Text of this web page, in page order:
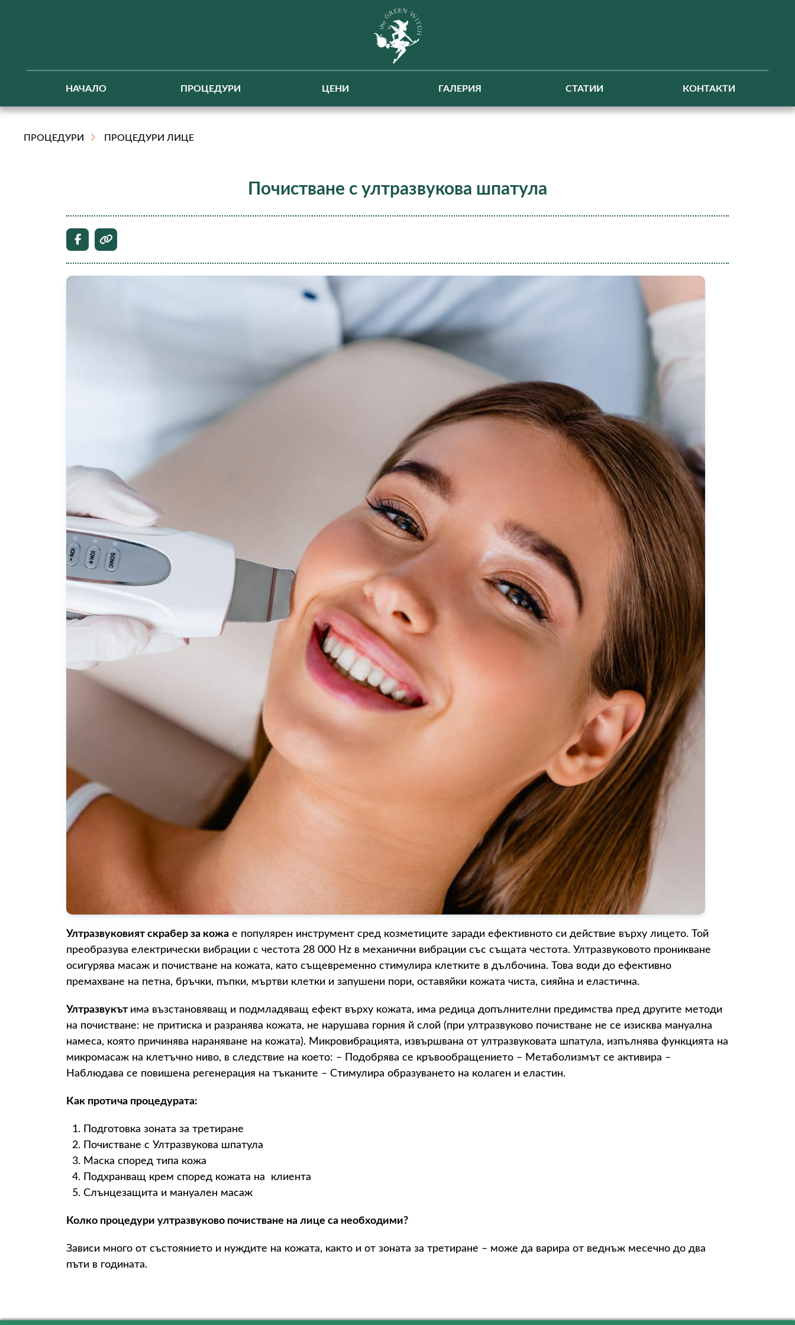
НАЧАЛО ПРОЦЕДУРИ ЦЕНИ ГАЛЕРИЯ СТАТИИ КОНТАКТИ
ПРОЦЕДУРИ ПРОЦЕДУРИ ЛИЦЕ
Почистване с ултразвукова шпатула
Ултразвуковият скрабер за кожа е популярен инструмент сред козметиците заради ефективното си действие върху лицето. Той
преобразува електрически вибрации с честота 28 000 Hz в механични вибрации със същата честота. Ултразвуковото проникване
осигурява масаж и почистване на кожата, като същевременно стимулира клетките в дълбочина. Това води до ефективно
премахване на петна, бръчки, пъпки, мъртви клетки и запушени пори, оставяйки кожата чиста, сияйна и еластична.
Ултразвукът има възстановяващ и подмладяващ ефект върху кожата, има редица допълнителни предимства пред другите методи
на почистване: не притиска и разранява кожата, не нарушава горния й слой (при ултразвуково почистване не се изисква мануална
намеса, която причинява нараняване на кожата). Микровибрацията, извършвана от ултразвуковата шпатула, изпълнява функцията на
микромасаж на клетъчно ниво, в следствие на което: – Подобрява се кръвообращението – Метаболизмът се активира –
Наблюдава се повишена регенерация на тъканите – Стимулира образуването на колаген и еластин.
Как протича процедурата:
Подготовка зоната за третиране
Почистване с Ултразвукова шпатула
Маска според типа кожа
Подхранващ крем според кожата на клиента
Слънцезащита и мануален масаж
Колко процедури ултразвуково почистване на лице са необходими?
Зависи много от състоянието и нуждите на кожата, както и от зоната за третиране – може да варира от веднъж месечно до два
пъти в годината.